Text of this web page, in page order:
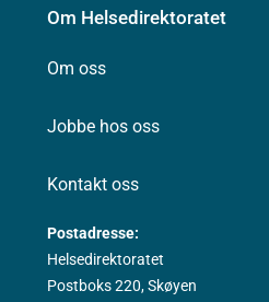
Om Helsedirektoratet
Om oss
Jobbe hos oss
Kontakt oss
Postadresse:
Helsedirektoratet
Postboks 220, Skøyen